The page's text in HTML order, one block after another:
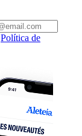
Política de